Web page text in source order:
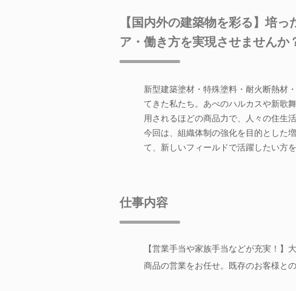
【国内外の建築物を彩る】培
ア・働き方を実現させませんか
新型建築塗材・特殊塗料・耐火断熱材
てきた私たち。あべのハルカスや新歌
用されるほどの商品力で、人々の住生
今回は、組織体制の強化を目的とした
て、新しいフィールドで活躍したい方
仕事内容
【営業手当や家族手当などが充実！】
商品の営業をお任せ。既存のお客様と